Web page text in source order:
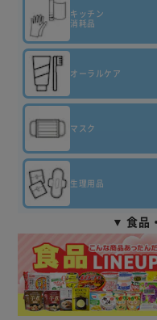
キッチン
消耗品
オーラルケア
マスク
生理用品
▼ 食品